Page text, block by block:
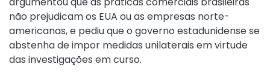
não prejudicam os EUA ou as empresas norte-
americanas, e pediu que o governo estadunidense se
abstenha de impor medidas unilaterais em virtude
das investigações em curso.